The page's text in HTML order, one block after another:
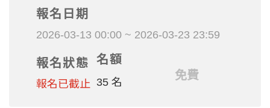
報名日期
2026-03-13 00:00 ~ 2026-03-23 23:59
報名狀態
報名已截止
名額
35 名
免費